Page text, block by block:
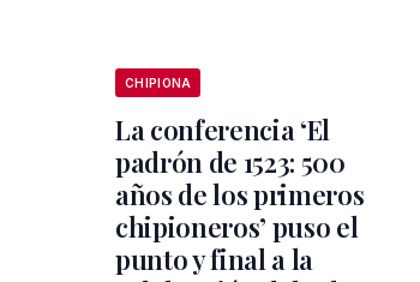
CHIPIONA
La conferencia ‘El
padrón de 1523: 500
años de los primeros
chipioneros’ puso el
punto y final a la